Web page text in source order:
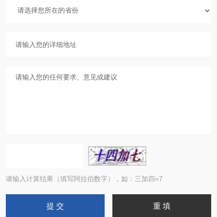
请输入计算结果（填写阿拉伯数字），如：三加四=7